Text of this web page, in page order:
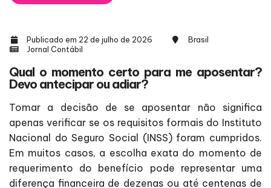
Publicado em 22 de julho de 2026
Brasil
Jornal Contábil
Qual o momento certo para me aposentar?
Devo antecipar ou adiar?
Tomar a decisão de se aposentar não significa
apenas verificar se os requisitos formais do Instituto
Nacional do Seguro Social (INSS) foram cumpridos.
Em muitos casos, a escolha exata do momento de
requerimento do benefício pode representar uma
diferença financeira de dezenas ou até centenas de